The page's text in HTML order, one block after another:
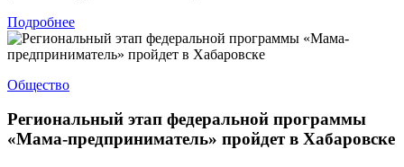
Подробнее
Общество
Региональный этап федеральной программы
«Мама-предприниматель» пройдет в Хабаровске